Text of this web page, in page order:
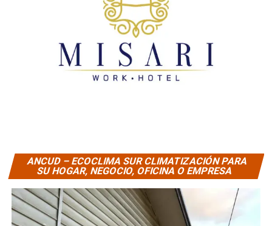
ANCUD – ECOCLIMA SUR CLIMATIZACIÓN PARA
SU HOGAR, NEGOCIO, OFICINA O EMPRESA